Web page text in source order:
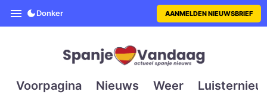
SpanjeVandaag is de eerste
Donker AANMELDEN NIEUWSBRIEF
Voorpagina Nieuws Weer